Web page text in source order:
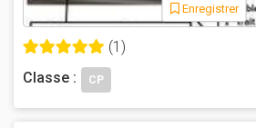
Enregistrer
(1)
Classe :
CP